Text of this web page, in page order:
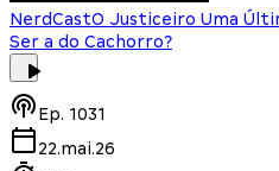
NerdCastO Justiceiro Uma
Ser a do Cachorro?
Ep. 1031
22.mai.26